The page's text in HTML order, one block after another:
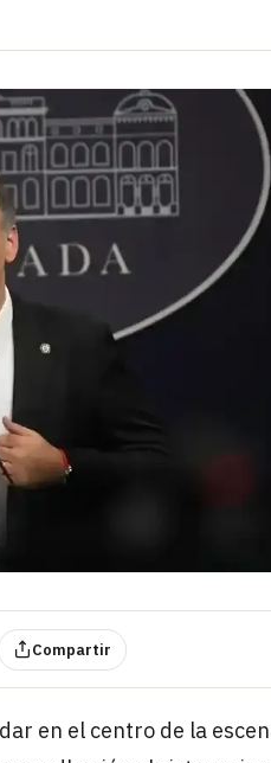
Compartir
en el centro de la